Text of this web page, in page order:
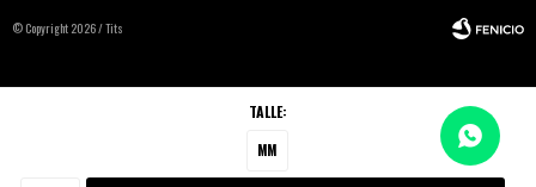
TALLE:
MM
© Copyright 2026 / Tits